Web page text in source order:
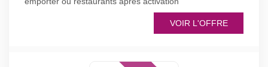
VOIR L'OFFRE